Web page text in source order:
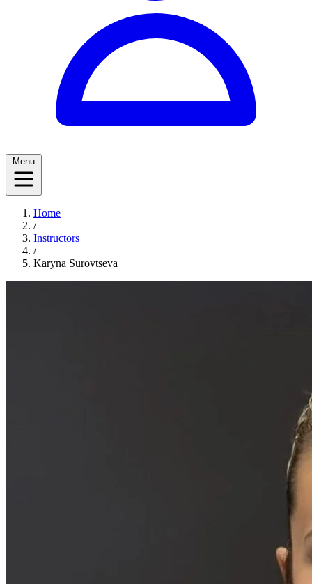
Menu
Home
/
Instructors
/
Karyna Surovtseva